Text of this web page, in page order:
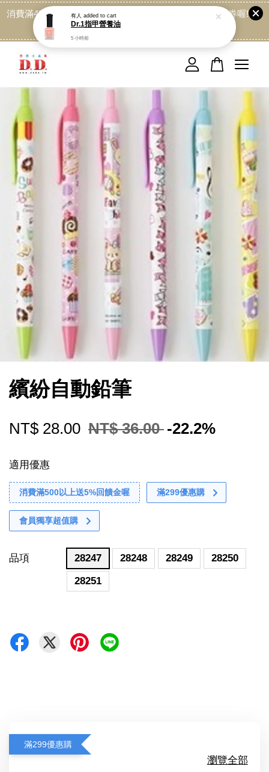
消費滿499免運喔, 記得加LINE:@dede168 領取專屬折扣券喔!
繽紛自動鉛筆
NT$ 28.00 NT$ 36.00 -22.2%
適用優惠
消費滿500以上送5%回饋金喔 滿299優惠購
會員獨享超值購
品項 28247 28248 28249
28250
28251
滿299優惠購
瀏覽全部
您的購物車目前還是空的。
5 小時前